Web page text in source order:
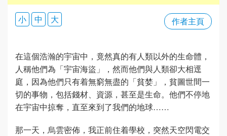
作者主頁
小 中 大
在這個浩瀚的宇宙中，竟然真的有人類以外的生命體，
人稱他們為「宇宙海盜」，然而他們與人類卻大相逕
庭，因為他們只有着無窮無盡的「貧婪」，貧圖世間一
切的事物，包括錢材、資源，甚至是生命。他們不停地
在宇宙中掠奪，直至來到了我們的地球……
那一天，烏雲密佈，我正前住着學校，突然天空閃電交